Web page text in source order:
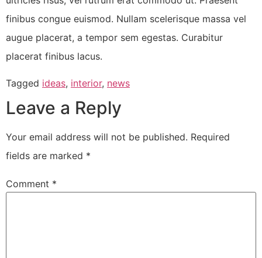
finibus congue euismod. Nullam scelerisque massa vel
augue placerat, a tempor sem egestas. Curabitur
placerat finibus lacus.
Tagged ideas, interior, news
Leave a Reply
Your email address will not be published. Required
fields are marked *
Comment *